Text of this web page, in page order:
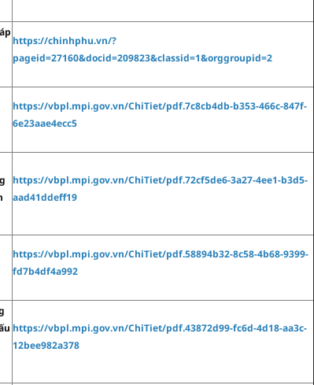
https://chinhphu.vn/?
pageid=27160&docid=209823&classid=1&orggroupid=2
https://vbpl.mpi.gov.vn/ChiTiet/pdf.7c8cb4db-b353-466c-847f-
6e23aae4ecc5
https://vbpl.mpi.gov.vn/ChiTiet/pdf.72cf5de6-3a27-4ee1-b3d5-
aad41ddeff19
https://vbpl.mpi.gov.vn/ChiTiet/pdf.58894b32-8c58-4b68-9399-
fd7b4df4a992
https://vbpl.mpi.gov.vn/ChiTiet/pdf.43872d99-fc6d-4d18-aa3c-
12bee982a378